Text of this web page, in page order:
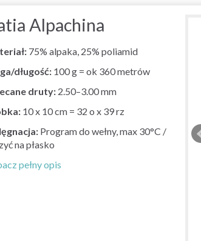
Alpachina
75% alpaka, 25% poliamid
długość: 100 g = ok 360 metrów
druty: 2.50–3.00 mm
10 x 10 cm = 32 o x 39 rz
Program do wełny, max 30°C /
na płasko
pełny opis